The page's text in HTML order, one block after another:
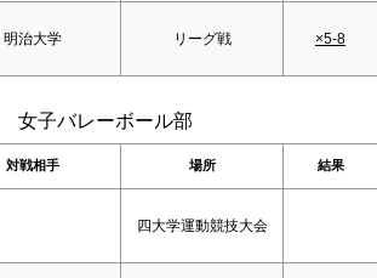
明治大学 リーグ戦 ×5-8
女子バレーボール部
対戦相手 場所 結果
四大学運動競技大会